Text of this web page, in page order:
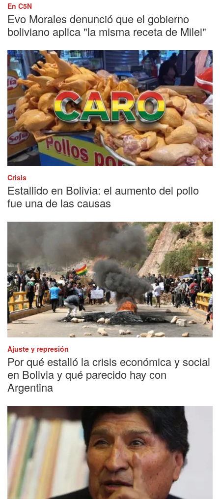
En C5N
Evo Morales denunció que el gobierno
boliviano aplica "la misma receta de Milei"
Crisis
Estallido en Bolivia: el aumento del pollo
fue una de las causas
Ajuste y represión
Por qué estalló la crisis económica y social
en Bolivia y qué parecido hay con
Argentina